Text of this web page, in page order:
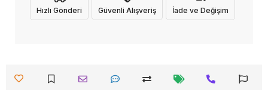
Hızlı Gönderi Güvenli Alışveriş İade ve Değişim